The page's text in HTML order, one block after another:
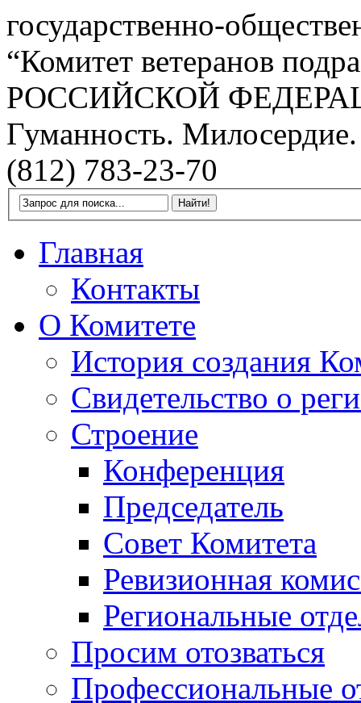
государственно-
“Комитет ветеранов
РОССИЙСКОЙ
Гуманность.
(812) 783-23-70
Главная
Контакты
О Комитете
История создания
Свидетельство о
Строение
Конференция
Председатель
Совет Комитета
Ревизионная
Региональные
Просим отозваться
Профессиональные